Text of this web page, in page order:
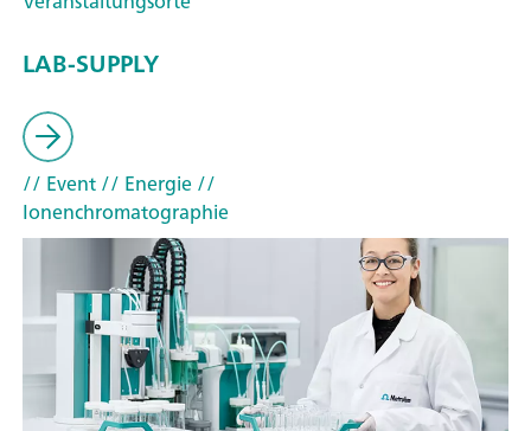
LAB-SUPPLY
// Event// Energie//
Ionenchromatographie